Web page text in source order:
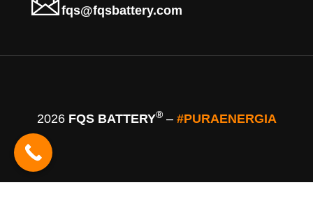
fqs@fqsbattery.com
2026 FQS BATTERY®– #PURAENERGIA